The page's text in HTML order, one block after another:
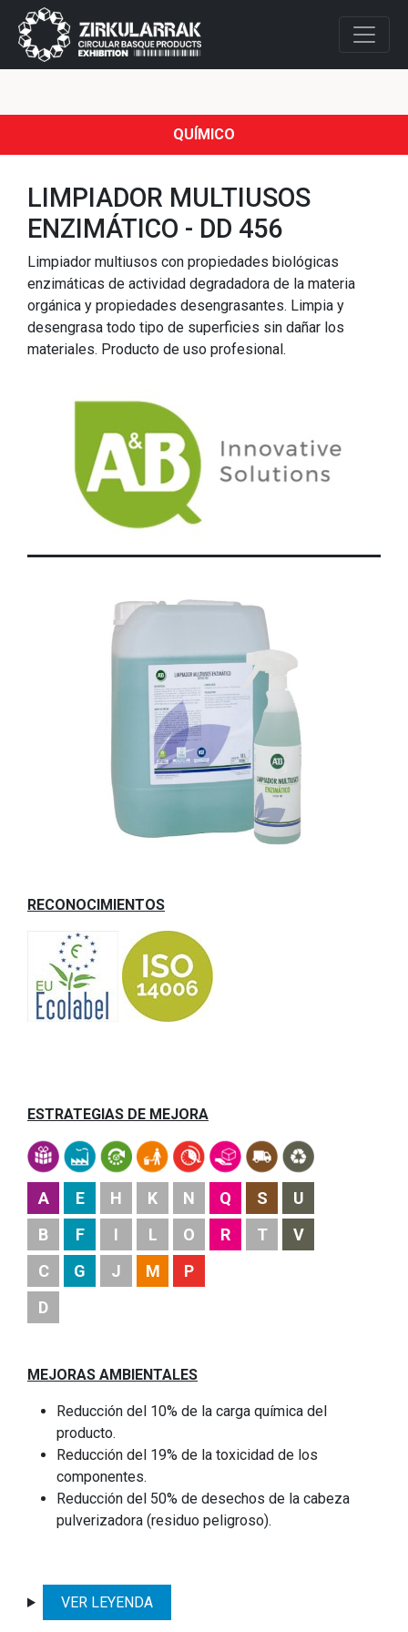
QUÍMICO
LIMPIADOR MULTIUSOS
ENZIMÁTICO - DD 456
Limpiador multiusos con propiedades biológicas
enzimáticas de actividad degradadora de la materia
orgánica y propiedades desengrasantes. Limpia y
desengrasa todo tipo de superficies sin dañar los
materiales. Producto de uso profesional.
RECONOCIMIENTOS
ESTRATEGIAS DE MEJORA
A
B
C
D
E
F
G
H
I
J
K
L
M
N
O
P
Q
R
S
T
U
V
MEJORAS AMBIENTALES
Reducción del 10% de la carga química del
producto.
Reducción del 19% de la toxicidad de los
componentes.
Reducción del 50% de desechos de la cabeza
pulverizadora (residuo peligroso).
VER LEYENDA